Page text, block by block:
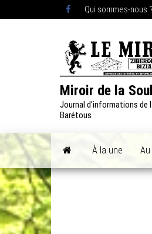
Qui sommes-nous ?
Miroir de la
Journal d'informations de
Barétous
À la une